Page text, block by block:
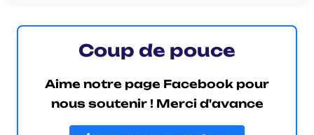
Coup de pouce
Aime notre page Facebook pour
nous soutenir ! Merci d'avance